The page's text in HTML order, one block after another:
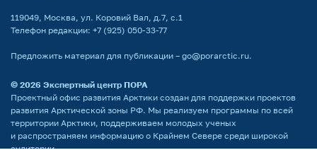
119049, Москва, ул. Коровий Вал, д.7, с.1
Телефон редакции: +7 (925) 050-33-77
Предложить материал для публикации – go@porarctic.ru.
© 2026 Экспертный центр ПОРА
Проектный офис развития Арктики создан для поддержки проектов
развития Арктической зоны РФ. Мы реализуем программы по всей
территории Арктики, поддерживаем молодых ученых
и распространяем информацию о Крайнем Севере среди широкой
аудитории.